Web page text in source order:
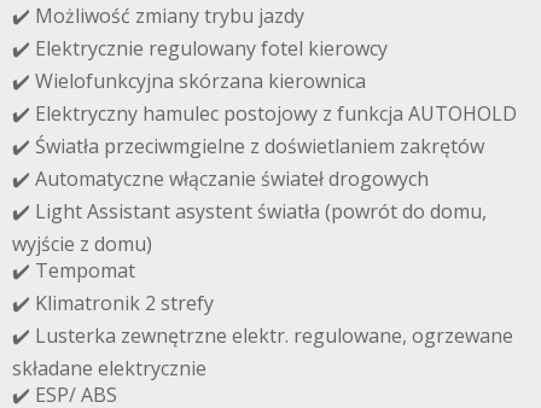
✔️ Możliwość zmiany trybu jazdy
✔️ Elektrycznie regulowany fotel kierowcy
✔️ Wielofunkcyjna skórzana kierownica
✔️ Elektryczny hamulec postojowy z funkcja AUTOHOLD
✔️ Światła przeciwmgielne z doświetlaniem zakrętów
✔️ Automatyczne włączanie świateł drogowych
✔️ Light Assistant asystent światła (powrót do domu,
wyjście z domu)
✔️ Tempomat
✔️ Klimatronik 2 strefy
✔️ Lusterka zewnętrzne elektr. regulowane, ogrzewane
składane elektrycznie
✔️ ESP/ ABS